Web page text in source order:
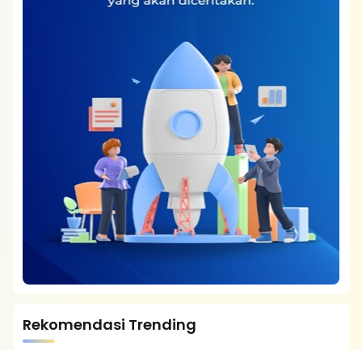
Rekomendasi Trending